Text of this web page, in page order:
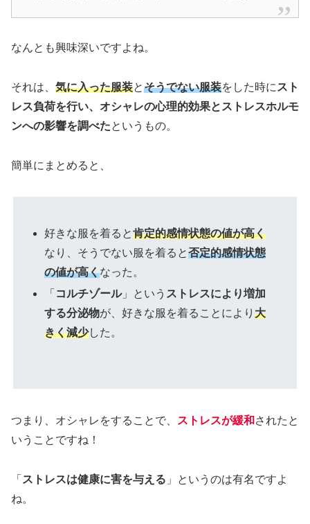
なんとも興味深いですよね。
それは、 気に入った服装とそうでない服装をした時に スト
レス負荷を行い、オシャレの心理的効果とストレスホルモ
ンへの影響を調べたというもの。
簡単にまとめると、
好きな服を着ると肯定的感情状態の値が高く
なり、そうでない服を着ると否定的感情状態
の値が高くなった。
「 コルチゾール」という ストレスにより増加
する分泌物が、好きな服を着ることにより大
きく減少した。
つまり、オシャレをすることで、 ストレスが緩和 されたと
いうことですね！
「 ストレスは健康に害を与える 」というのは有名ですよ
ね。